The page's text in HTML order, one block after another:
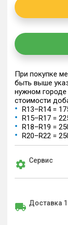
При покупке
быть выше
нужном городе
стоимости
R13–R14 =
R15–R17 =
R18–R19 =
R20–R22 =
Сервис
Доставка